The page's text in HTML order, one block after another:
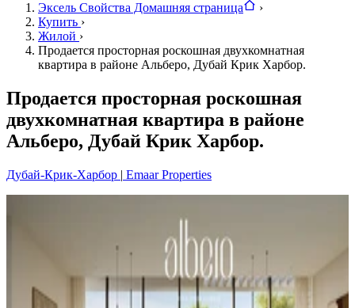
Эксель Свойства Домашняя страница
›
Купить ›
Жилой ›
Продается просторная роскошная двухкомнатная
квартира в районе Альберо, Дубай Крик Харбор.
Продается просторная роскошная
двухкомнатная квартира в районе
Альберо, Дубай Крик Харбор.
Дубай-Крик-Харбор | Emaar Properties